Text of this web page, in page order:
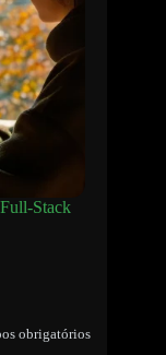
Stack
obrigatórios